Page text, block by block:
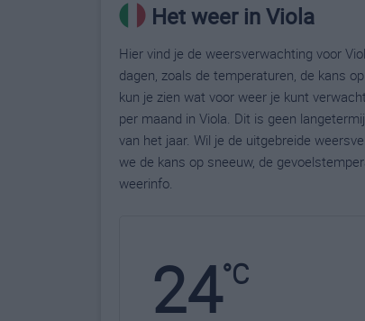
Het weer in Viola
Hier vind je de weersverwachting voor
dagen, zoals de temperaturen, de kans
kun je zien wat voor weer je kunt
per maand in Viola. Dit is geen
van het jaar. Wil je de uitgebreide
we de kans op sneeuw, de
weerinfo.
24°C